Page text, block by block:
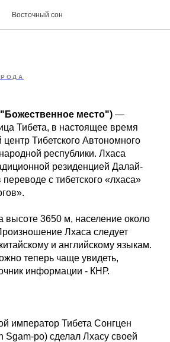
Восточный сон
"Божественное место") —
Тибета, в настоящее время
Тибетского Автономного
республики. Лхаса
резиденцией Далай-
с тибетского «лхаса»
высоте 3650 м, население около
Лхаса следует
и английскому языкам.
теперь чаще увидеть,
информации - КНР.
император Тибета Сонгцен
Sgam-po) сделал Лхасу своей